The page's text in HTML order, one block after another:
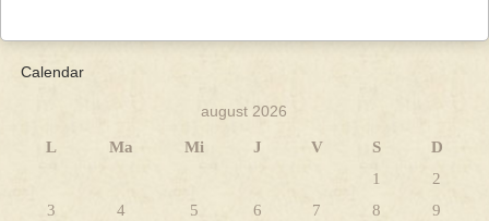
Calendar
august 2026
L Ma Mi J V S
D
1
2
3
4 5 6 7 8
9